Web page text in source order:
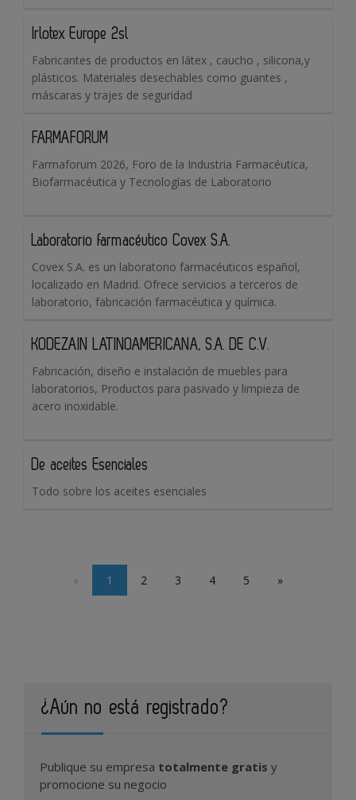
Irlotex Europe 2sl
Fabricantes de productos en látex , caucho , silicona,y
plásticos. Materiales desechables como guantes ,
máscaras y trajes de seguridad
FARMAFORUM
Farmaforum 2026, Foro de la Industria Farmacéutica,
Biofarmacéutica y Tecnologías de Laboratorio
Laboratorio farmacéutico Covex S.A.
Covex S.A. es un laboratorio farmacéuticos español,
localizado en Madrid. Ofrece servicios a terceros de
laboratorio, fabricación farmacéutica y química.
KODEZAIN LATINOAMERICANA, S.A. DE C.V.
Fabricación, diseño e instalación de muebles para
laboratorios, Productos para pasivado y limpieza de
acero inoxidable.
De aceites Esenciales
Todo sobre los aceites esenciales
« 1 2 3 4 5 »
¿Aún no está registrado?
Publique su empresa totalmente gratis y
promocione su negocio